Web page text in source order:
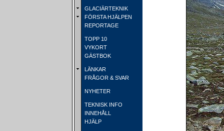
GLACIÄRTEKNIK
FÖRSTA HJÄLPEN
REPORTAGE
TOPP 10
VYKORT
GÄSTBOK
LÄNKAR
FRÅGOR & SVAR
NYHETER
TEKNISK INFO
INNEHÅLL
HJÄLP